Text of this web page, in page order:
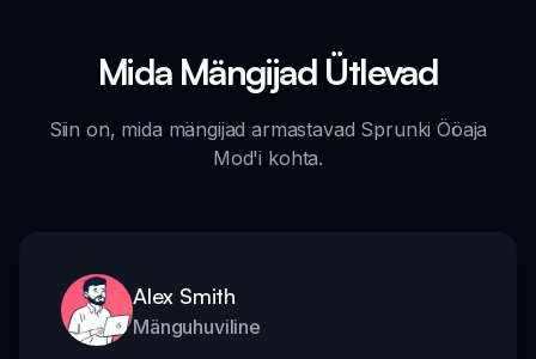
Mida Mängijad Ütlevad
Siin on, mida mängijad armastavad Sprunki Ööaja
Mod'i kohta.
Alex Smith
Mänguhuviline